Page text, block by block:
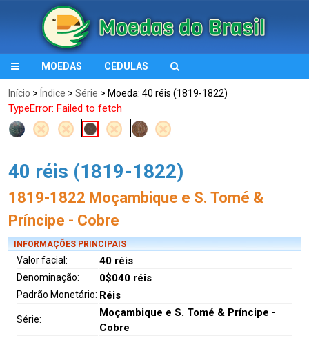
MOEDAS CÉDULAS
Início > Índice > Série > Moeda: 40 réis (1819-1822)
TypeError: Failed to fetch
40 réis (1819-1822)
1819-1822 Moçambique e S. Tomé &
Príncipe - Cobre
INFORMAÇÕES PRINCIPAIS
Valor facial: 40 réis
Denominação: 0$040 réis
Padrão Monetário: Réis
Série:
Moçambique e S. Tomé & Príncipe -
Cobre